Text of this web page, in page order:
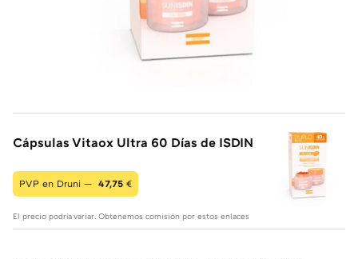
Cápsulas Vitaox Ultra 60 Días de ISDIN
PVP en Druni — 47,75 €
El precio podría variar. Obtenemos comisión por estos enlaces